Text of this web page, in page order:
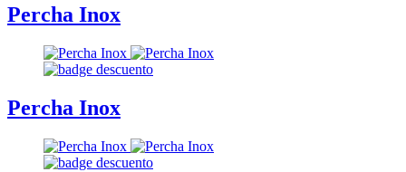
Percha Inox
Percha Inox